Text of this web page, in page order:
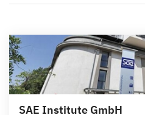
SAE Institute GmbH